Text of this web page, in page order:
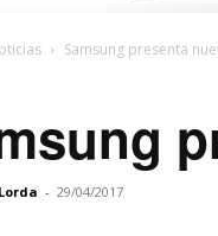
Samsung presenta
- 29/04/2017